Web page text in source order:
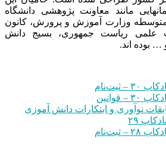
مانند معاونت پژوهشی دانشگاه
وزارت آموزش و پرورش، کانون
علمی ریاست جمهوری، بسیج دانش
… بوده اند.
نوآوری و ابتکارات دانش آموزی
۲۹